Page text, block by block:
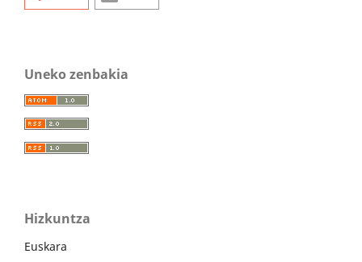
Uneko zenbakia
Hizkuntza
Euskara